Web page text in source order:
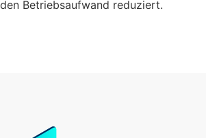
Betriebsaufwand reduziert.